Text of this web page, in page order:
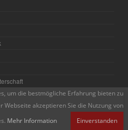
um die bestmögliche Erfahrung bieten zu
Webseite akzeptieren Sie die Nutzung von
Mehr Information Einverstanden